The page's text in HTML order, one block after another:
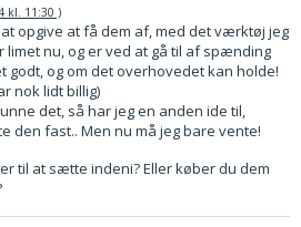
kl. 11:30
opgive at få dem af, med det værktøj jeg
limet nu, og er ved at gå til af spænding
godt, og om det overhovedet kan holde!
nok lidt billig)
det, så har jeg en anden ide til,
den fast.. Men nu må jeg bare vente!
til at sætte indeni? Eller køber du dem